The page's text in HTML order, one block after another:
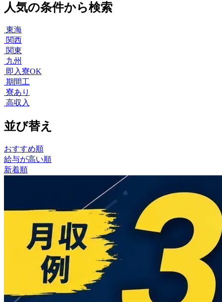
人気の条件から検索
東海
関西
関東
九州
即入寮OK
期間工
寮あり
高収入
並び替え
おすすめ順
給与が高い順
新着順